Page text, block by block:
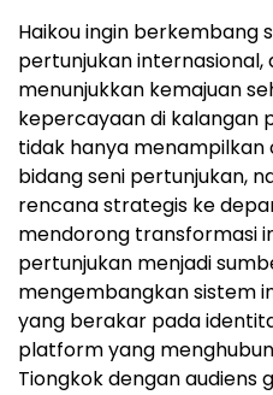
Haikou ingin berkembang
pertunjukan
menunjukkan kemajuan
kepercayaan di kalangan
tidak hanya menampilkan
bidang seni pertunjukan,
rencana strategis ke
mendorong transformasi
pertunjukan menjadi
mengembangkan sistem
yang berakar pada
platform yang
Tiongkok dengan audiens